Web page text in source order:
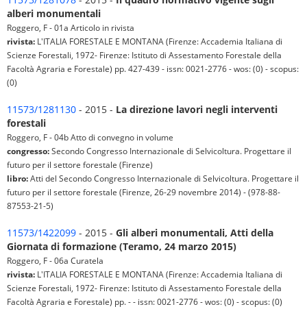
alberi monumentali
Roggero, F - 01a Articolo in rivista
rivista: L'ITALIA FORESTALE E MONTANA (Firenze: Accademia Italiana di
Scienze Forestali, 1972- Firenze: Istituto di Assestamento Forestale della
Facoltà Agraria e Forestale) pp. 427-439 - issn: 0021-2776 - wos: (0) - scopus:
(0)
11573/1281130 - 2015 - La direzione lavori negli interventi
forestali
Roggero, F - 04b Atto di convegno in volume
congresso:Secondo Congresso Internazionale di Selvicoltura. Progettare il
futuro per il settore forestale (Firenze)
libro:Atti del Secondo Congresso Internazionale di Selvicoltura. Progettare il
futuro per il settore forestale (Firenze, 26-29 novembre 2014) - (978-88-
87553-21-5)
11573/1422099 - 2015 - Gli alberi monumentali, Atti della
Giornata di formazione (Teramo, 24 marzo 2015)
Roggero, F - 06a Curatela
rivista: L'ITALIA FORESTALE E MONTANA (Firenze: Accademia Italiana di
Scienze Forestali, 1972- Firenze: Istituto di Assestamento Forestale della
Facoltà Agraria e Forestale) pp. - - issn: 0021-2776 - wos: (0) - scopus: (0)